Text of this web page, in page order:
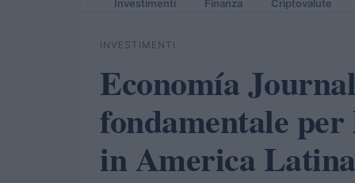
Investimenti Finanza Criptovalute
INVESTIMENTI
Economía
fondamentale
in America Latina